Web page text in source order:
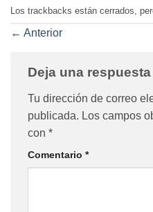
Los trackbacks están cerrados,
← Anterior
Deja una respuesta
Tu dirección de correo
publicada. Los campos
con *
Comentario *